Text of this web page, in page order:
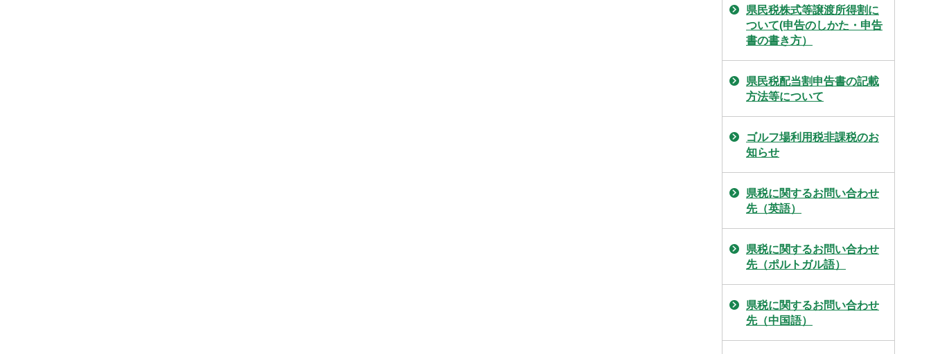
県民税株式等譲渡所得割に
ついて(申告のしかた・申告
書の書き方）
県民税配当割申告書の記載
方法等について
ゴルフ場利用税非課税のお
知らせ
県税に関するお問い合わせ
先（英語）
県税に関するお問い合わせ
先（ポルトガル語）
県税に関するお問い合わせ
先（中国語）